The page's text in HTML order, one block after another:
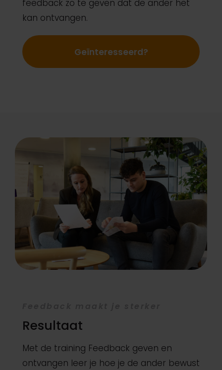
feedback zo te geven dat de ander het
kan ontvangen.
Geïnteresseerd?
Resultaat
Met de training Feedback geven en
ontvangen leer je hoe je de ander bewust